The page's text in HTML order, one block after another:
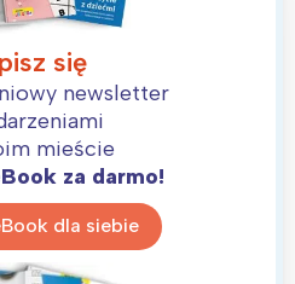
się
newsletter
mieście
za darmo!
dla siebie
Śląsk
Kraków
Południe
Północ
Wszystkie